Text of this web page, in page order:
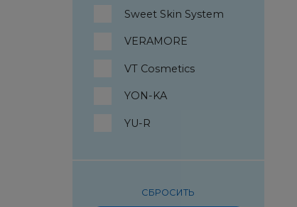
Sweet Skin System
VERAMORE
VT Cosmetics
YON-KA
YU-R
СБРОСИТЬ